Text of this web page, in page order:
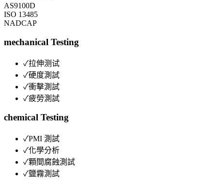
AS9100D
ISO 13485
NADCAP
mechanical Testing
✓拉伸测试
✓硬度測試
✓衝擊測試
✓疲勞測試
chemical Testing
✓PMI 測試
✓化學分析
✓顆間腐蝕測試
✓鹽霧測試